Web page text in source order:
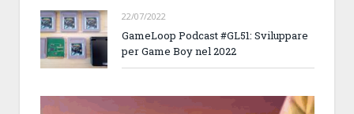
22/07/2022
GameLoop Podcast #GL51: Sviluppare
per Game Boy nel 2022